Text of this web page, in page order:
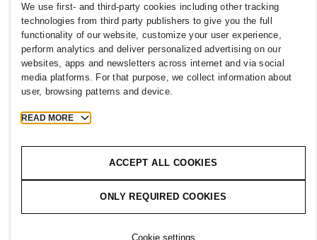
Cookie Settings
H&M.com
2026 H & M Hennes and Mauritz AB.
Thejour
We use first- and third-party cookies including other tracking
technologies from third party publishers to give you the full
functionality of our website, customize your user experience,
perform analytics and deliver personalized advertising on our
websites, apps and newsletters across internet and via social
media platforms. For that purpose, we collect information about
user, browsing patterns and device.
READ MORE
ACCEPT ALL COOKIES
ONLY REQUIRED COOKIES
Cookie settings